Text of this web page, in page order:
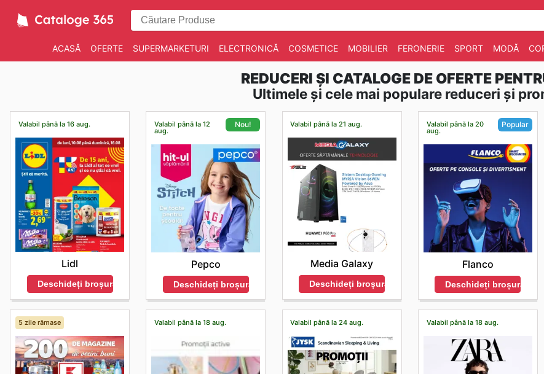
ACASĂ OFERTE SUPERMARKETURI ELECTRONICĂ COSMETICE MOBILIER FERONERIE SPORT MODĂ
REDUCERI ȘI CATALOGE DE OFERTE
Ultimele și cele mai populare reduceri și
Valabil până la 16 aug.
Lidl
Deschideți broșura
Valabil până la 12
aug.
Nou!
Pepco
Deschideți broșura
Valabil până la 21 aug.
Media Galaxy
Deschideți broșura
Valabil până la 20
aug.
Popular
Flanco
Deschideți broșura
5 zile rămase Valabil până la 18 aug. Valabil până la 24 aug. Valabil până la 18 aug.